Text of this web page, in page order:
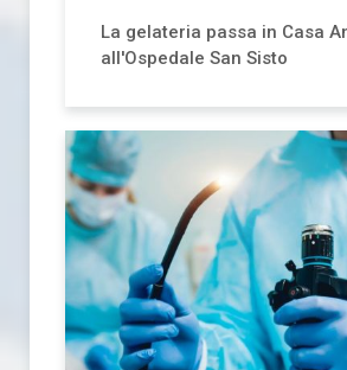
La gelateria passa in Casa
all'Ospedale San Sisto